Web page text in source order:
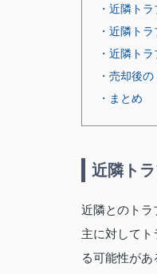
・近隣ト
・近隣ト
・近隣ト
・売却後
・まとめ
近隣ト
近隣とのトラ
主に対して
る可能性が